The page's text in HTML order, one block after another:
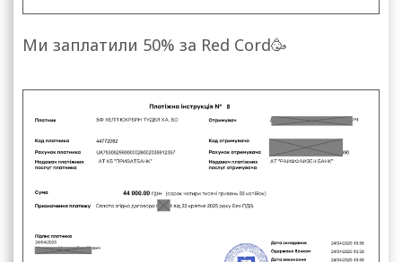
Ми заплатили 50% за Red Cord🥳